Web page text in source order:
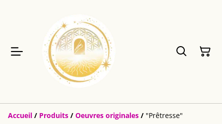
Accueil / Produits / Oeuvres originales / "Prêtresse"